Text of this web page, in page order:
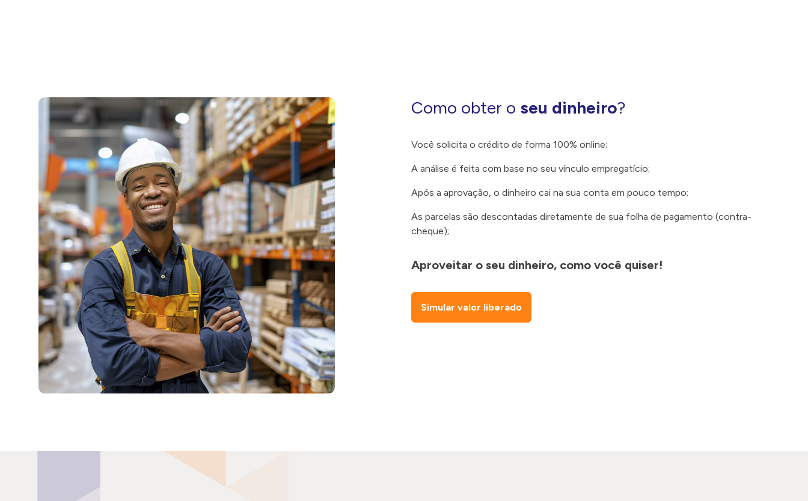
Como obter o seu dinheiro?
Você solicita o crédito de forma 100% online;
A análise é feita com base no seu vínculo empregatício;
Após a aprovação, o dinheiro cai na sua conta em pouco tempo;
As parcelas são descontadas diretamente de sua folha de pagamento (contra-
cheque);
Aproveitar o seu dinheiro, como você quiser!
Simular valor liberado